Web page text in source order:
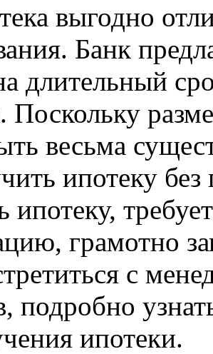
выгодно
Банк
длительный
Поскольку
весьма
ипотеку
ипотеку,
грамотно
с
подробно
ипотеки.